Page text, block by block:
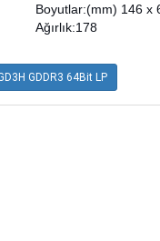
Boyutlar:(mm) 146 x
Ağırlık:178
GDDR3 64Bit LP